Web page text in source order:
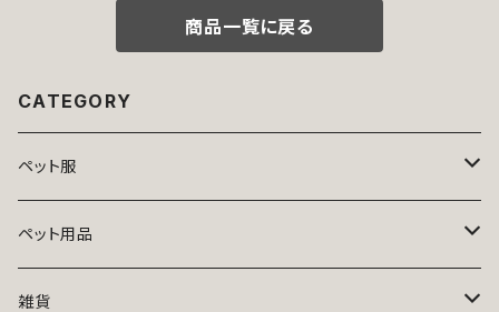
愛い おしゃれ 送料無料 返品交商品一覧に戻る
CATEGORY
ペット服
トップス
ニット
ボトムス
ペット用品
ベッド
雑貨